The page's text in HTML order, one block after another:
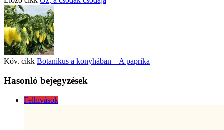
Köv. cikk Botanikus a konyhában – A paprika
Hasonló bejegyzések
Felhívások